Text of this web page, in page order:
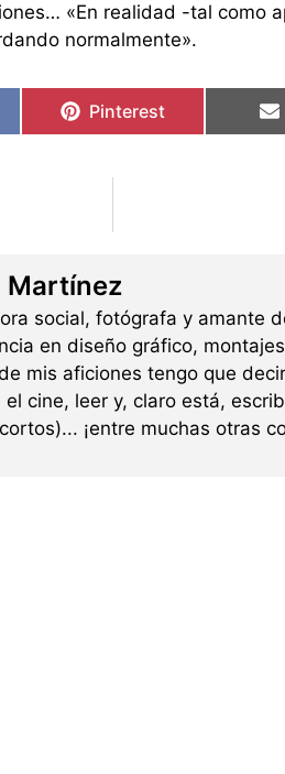
«En realidad -tal como
normalmente».
Pinterest
Martínez
social, fotógrafa y amante
en diseño gráfico,
mis aficiones tengo que
el cine, leer y, claro está,
¡entre muchas otras